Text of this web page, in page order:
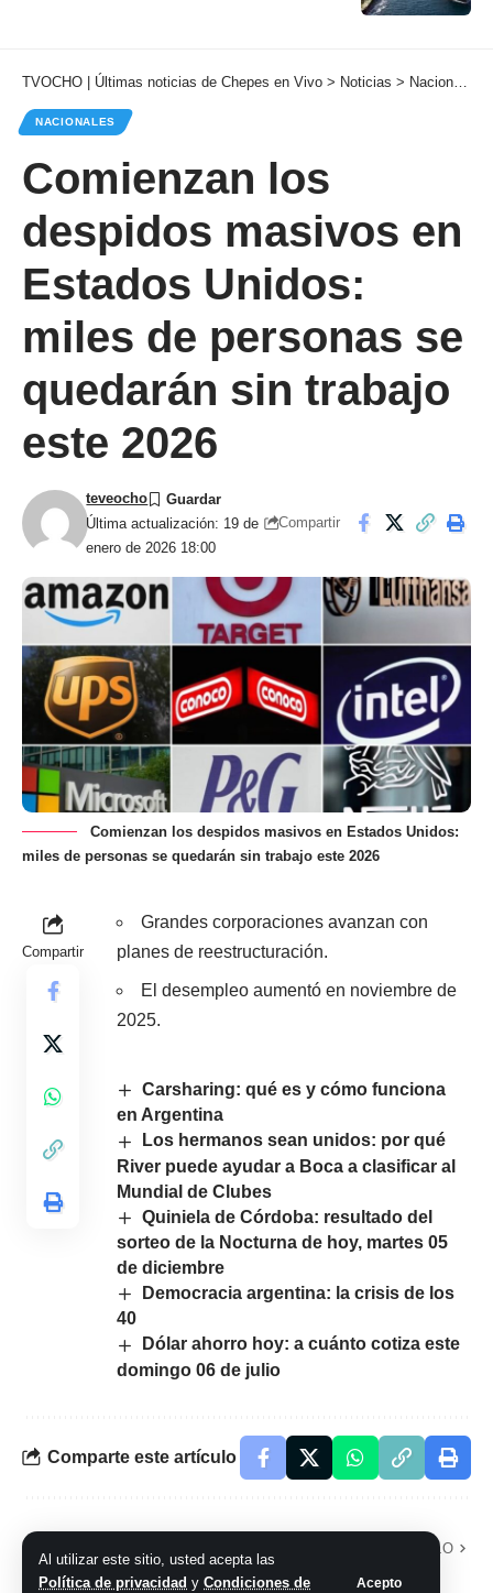
Al utilizar este sitio, usted acepta las
Política de privacidad y Condiciones de Acepto
TVOCHO | Últimas noticias de Chepes en Vivo > Noticias > Nacionales
NACIONALES
Comienzan los
despidos masivos en
Estados Unidos:
miles de personas se
quedarán sin trabajo
este 2026
Última actualización: 19 de
enero de 2026 18:00
teveocho
Compartir
Comienzan los despidos masivos en Estados Unidos:
miles de personas se quedarán sin trabajo este 2026
Compartir
Grandes corporaciones avanzan con
planes de reestructuración.
El desempleo aumentó en noviembre de
2025.
Carsharing: qué es y cómo funciona
en Argentina
Los hermanos sean unidos: por qué
River puede ayudar a Boca a clasificar al
Mundial de Clubes
Quiniela de Córdoba: resultado del
sorteo de la Nocturna de hoy, martes 05
de diciembre
Democracia argentina: la crisis de los
40
Dólar ahorro hoy: a cuánto cotiza este
domingo 06 de julio
Comparte este artículo
Como Trump, el
SIGUIENTE ARTÍCULO
El lago rosa que